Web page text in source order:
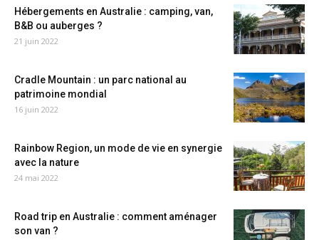
Hébergements en Australie : camping, van,
B&B ou auberges ?
21 juin 2022
Cradle Mountain : un parc national au
patrimoine mondial
16 juin 2022
Rainbow Region, un mode de vie en synergie
avec la nature
24 mai 2022
Road trip en Australie : comment aménager
son van ?